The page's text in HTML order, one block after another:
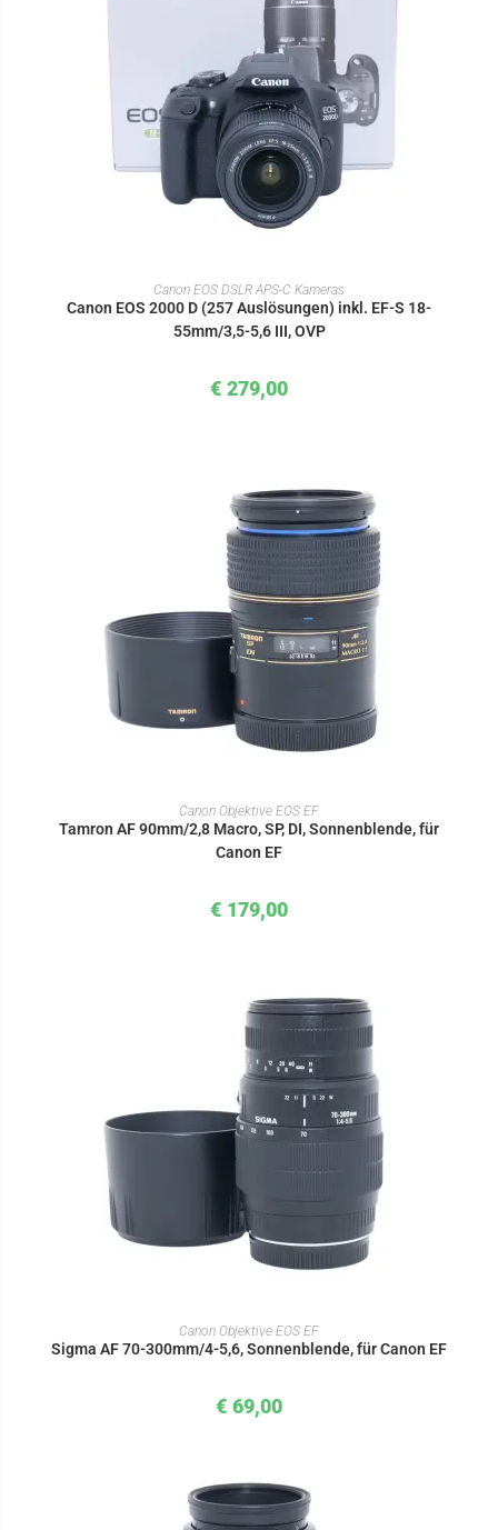
IN DEN WARENKORB
Canon EOS DSLR APS-C Kameras
Canon EOS 2000 D (257 Auslösungen) inkl. EF-S 18-
55mm/3,5-5,6 III, OVP
€ 279,00
IN DEN WARENKORB
Canon Objektive EOS EF
Tamron AF 90mm/2,8 Macro, SP, DI, Sonnenblende, für
Canon EF
€ 179,00
IN DEN WARENKORB
Canon Objektive EOS EF
Sigma AF 70-300mm/4-5,6, Sonnenblende, für Canon EF
€ 69,00